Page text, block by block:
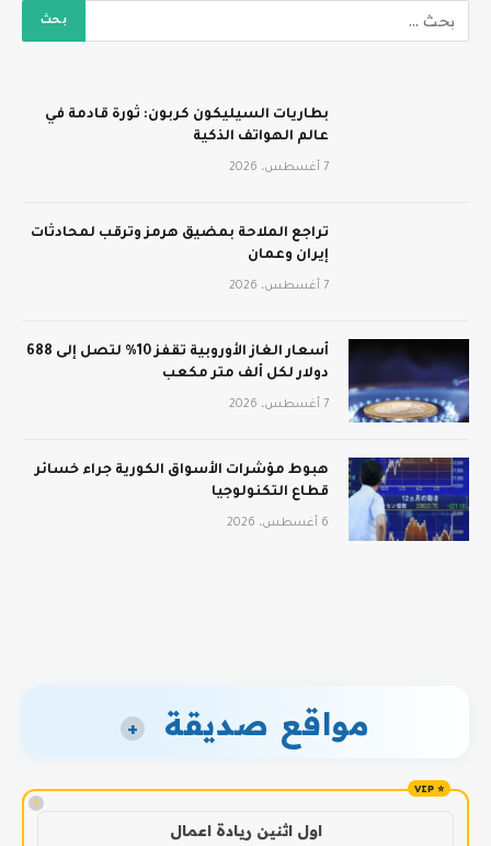
بطاريات السيليكون كربون: ثورة قادمة في
عالم الهواتف الذكية
7 أغسطس، 2026
تراجع الملاحة بمضيق هرمز وترقب لمحادثات
إيران وعمان
7 أغسطس، 2026
أسعار الغاز الأوروبية تقفز 10% لتصل إلى 688
دولار لكل ألف متر مكعب
7 أغسطس، 2026
هبوط مؤشرات الأسواق الكورية جراء خسائر
قطاع التكنولوجيا
6 أغسطس، 2026
مواقع صديقة +
!
اول اثنين ريادة اعمال